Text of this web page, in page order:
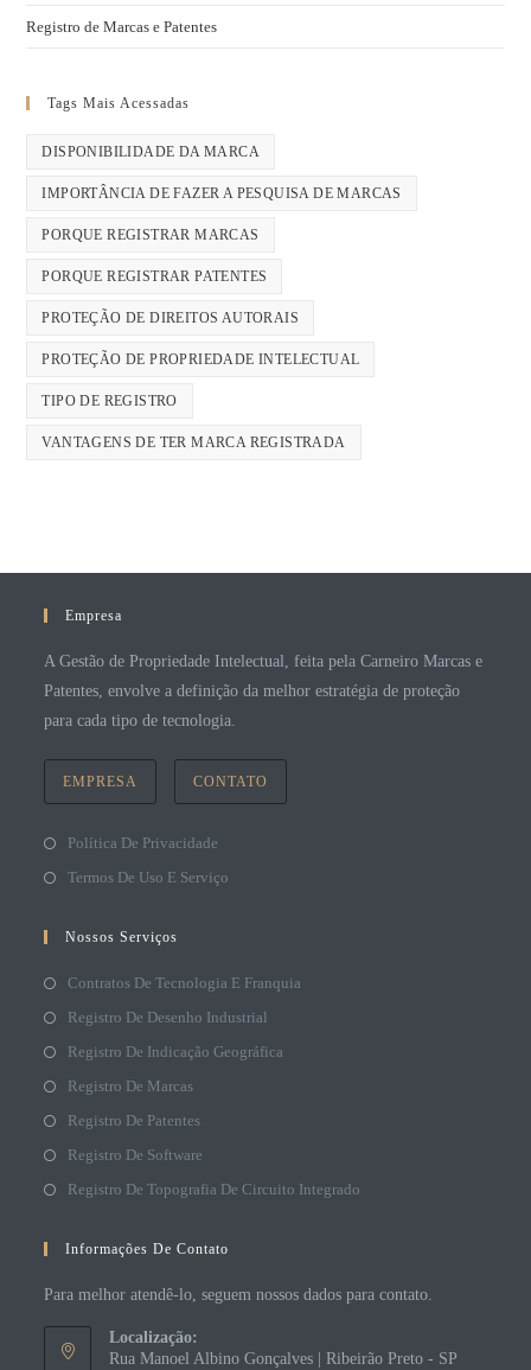
Registro de Marcas e Patentes
Tags Mais Acessadas
DISPONIBILIDADE DA MARCA
IMPORTÂNCIA DE FAZER A PESQUISA DE MARCAS
PORQUE REGISTRAR MARCAS
PORQUE REGISTRAR PATENTES
PROTEÇÃO DE DIREITOS AUTORAIS
PROTEÇÃO DE PROPRIEDADE INTELECTUAL
TIPO DE REGISTRO
VANTAGENS DE TER MARCA REGISTRADA
Empresa
A Gestão de Propriedade Intelectual, feita pela Carneiro Marcas e
Patentes, envolve a definição da melhor estratégia de proteção
para cada tipo de tecnologia.
EMPRESA CONTATO
Política De Privacidade
Termos De Uso E Serviço
Nossos Serviços
Contratos De Tecnologia E Franquia
Registro De Desenho Industrial
Registro De Indicação Geográfica
Registro De Marcas
Registro De Patentes
Registro De Software
Registro De Topografia De Circuito Integrado
Informações De Contato
Para melhor atendê-lo, seguem nossos dados para contato.
Localização:
Rua Manoel Albino Gonçalves | Ribeirão Preto - SP